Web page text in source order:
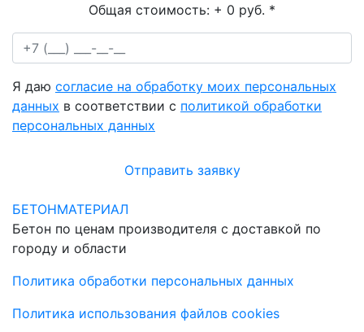
Общая стоимость: + 0 руб. *
Я даю согласие на обработку моих персональных
данных в соответствии с политикой обработки
персональных данных
Отправить заявку
БЕТОНМАТЕРИАЛ
Бетон по ценам производителя с доставкой по
городу и области
Политика обработки персональных данных
Политика использования файлов cookies